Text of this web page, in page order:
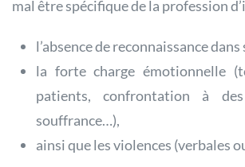
mal être spécifique de la profession
l’absence de reconnaissance
la forte charge émotionnelle
patients, confrontation à
souffrance…),
ainsi que les violences (verbales